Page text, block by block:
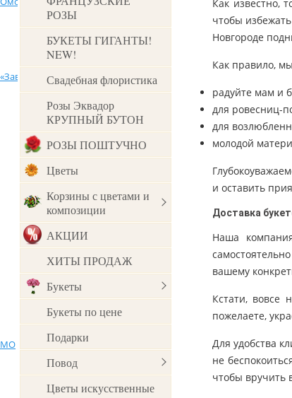
День Матери
Юбилей
8 марта
Выпускной
Новый год
По цене
от 0 до 2000р
от 2000р - до 3000р
от 3000р - до 5000р
от 5000р
По цвету
Красные
Желтые розы
Оранжевые розы
По количеству
5 роз
7 роз
11 роз
15 роз
25 роз
51 роза
101 роза
301 роза
501 роза
1001 роза
Пионовидные розы
Кустовые розы
Живые бабочки
Бромеливые
Луковичные
Пальмы
Ёлки
Великий Новгород
Всеволожский р-н
«Заводы»
Вещево
Гатчина Горелово (ЛО)
Железнодорожный
Кингисепп Кировск Киев
Комарово Колтуши
Левашово Лисий
Мга Мариуполь
Ново-Переделкино
МО
Петродворец Приозерск
РОЗЫ
БУКЕТЫ ГИГАНТЫ!
NEW!
Свадебная флористика
Розы Эквадор
КРУПНЫЙ БУТОН
РОЗЫ ПОШТУЧНО
Цветы
Корзины с цветами и
композиции
АКЦИИ
ХИТЫ ПРОДАЖ
Букеты
Букеты по цене
Подарки
Повод
Цветы искусственные
Как известно,
чтобы
Новгороде
Как правило,
радуйте мам и
для ровесниц-
для
молодой
и оставить
Доставка
Наша
вашему
Кстати, вовсе
пожелаете,
Для удобства
не
чтобы вручить